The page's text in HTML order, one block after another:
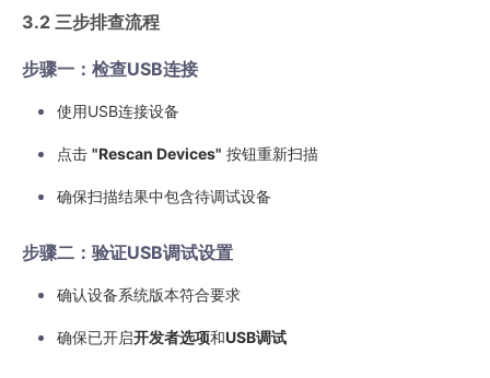
3.2 三步排查流程
步骤一：检查USB连接
使用USB连接设备
点击 "Rescan Devices" 按钮重新扫描
确保扫描结果中包含待调试设备
步骤二：验证USB调试设置
确认设备系统版本符合要求
确保已开启开发者选项和USB调试